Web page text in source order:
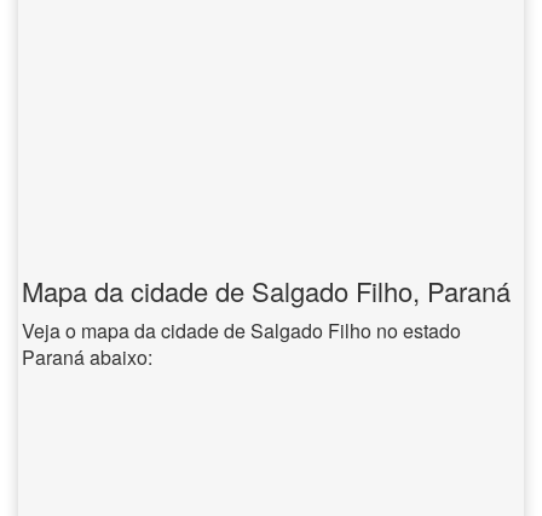
Mapa da cidade de Salgado Filho, Paraná
Veja o mapa da cidade de Salgado Filho no estado
Paraná abaixo: